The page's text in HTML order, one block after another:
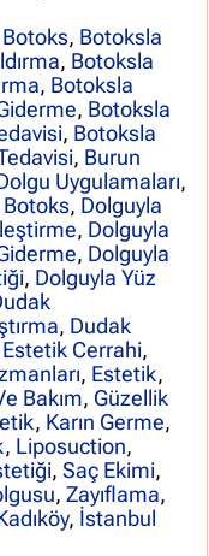
Botoks, Botoksla
, Botoksla
, Botoksla
Giderme, Botoksla
, Botoksla
, Burun
Uygulamaları,
Botoks, Dolguyla
, Dolguyla
Giderme, Dolguyla
, Dolguyla Yüz
, Dudak
Estetik Cerrahi,
, Estetik,
Bakım, Güzellik
, Karın Germe,
, Liposuction,
,Saç Ekimi,
,Zayıflama,
, İstanbul